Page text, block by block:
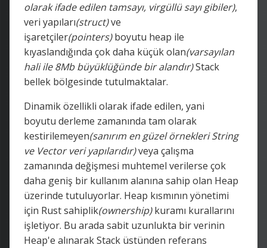
olarak ifade edilen tamsayı, virgüllü sayı gibiler),
veri yapıları(struct)ve
işaretçiler(pointers)boyutu heap ile
kıyaslandığında çok daha küçük olan(varsayılan
hali ile 8Mb büyüklüğünde bir alandır)Stack
bellek bölgesinde tutulmaktalar.
Dinamik özellikli olarak ifade edilen, yani
boyutu derleme zamanında tam olarak
kestirilemeyen(sanırım en güzel örnekleri String
ve Vector veri yapılarıdır)veya çalışma
zamanında değişmesi muhtemel verilerse çok
daha geniş bir kullanım alanına sahip olan Heap
üzerinde tutuluyorlar. Heap kısmının yönetimi
için Rust sahiplik(ownership)kuramı kurallarını
işletiyor. Bu arada sabit uzunlukta bir verinin
Heap'e alınarak Stack üstünden referans